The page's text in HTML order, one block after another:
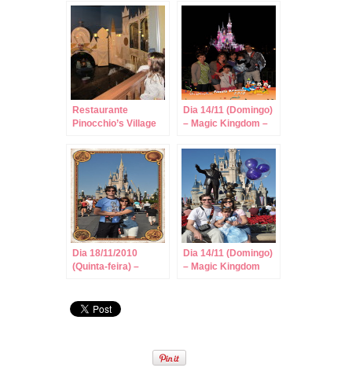
Restaurante
Pinocchio’s Village
Kingdom – Quick
Service!
Dia 14/11 (Domingo)
– Magic Kingdom –
Dia 18/11/2010
(Quinta-feira) –
Boardwalk
Dia 14/11 (Domingo)
– Magic Kingdom